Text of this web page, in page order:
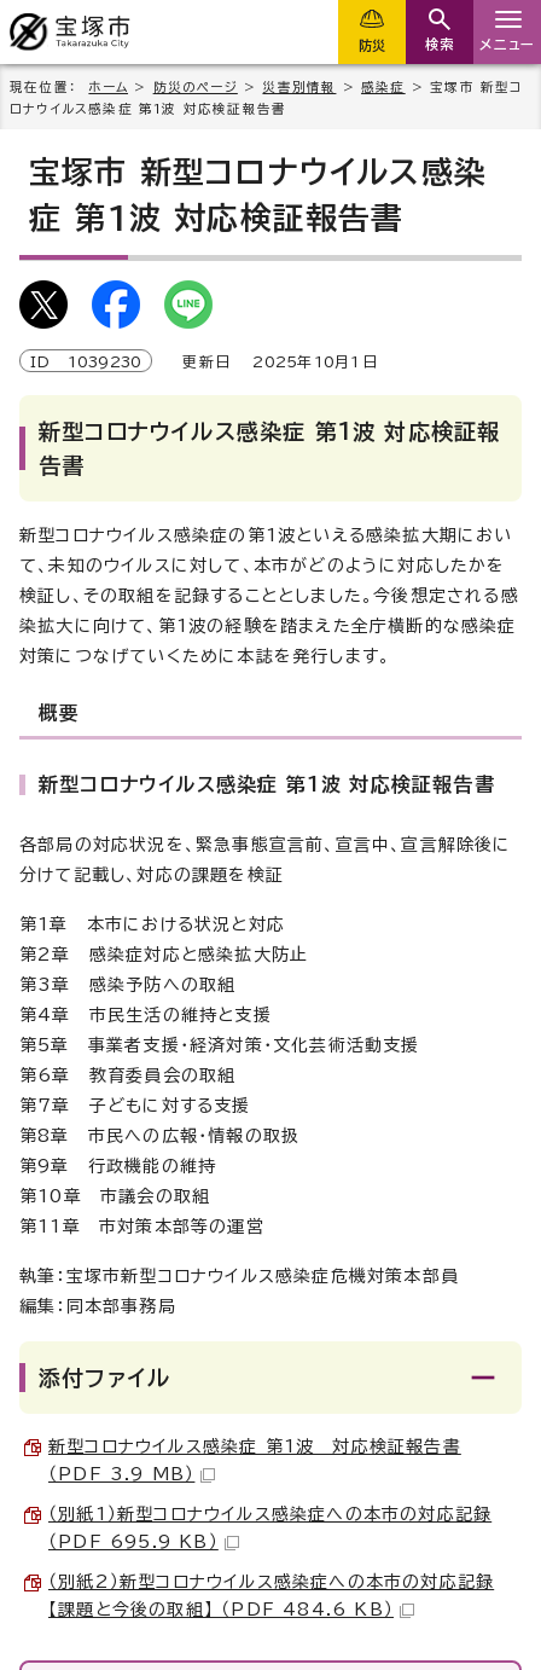
防災 検索 メニュー
現在位置： ホーム > 防災のページ > 災害別情報 >感染症
> 宝塚市 新型コ
ロナウイルス感染症 第1波 対応検証報告書
宝塚市 新型コロナウイルス感染
症 第1波 対応検証報告書
ID 1039230 更新日 2025年 10 月1日
新型コロナウイルス感染症 第1波 対応検証報
告書
新型コロナウイルス感染症の第1波といえる感染拡大期におい
て、未知のウイルスに対して、本市がどのように対応したかを
検証し、その取組を記録することとしました。今後想定される感
染拡大に向けて、第1波の経験を踏まえた全庁横断的な感染症
対策につなげていくために本誌を発行します。
概要
新型コロナウイルス感染症 第1波 対応検証報告書
各部局の対応状況を、緊急事態宣言前、宣言中、宣言解除後に
分けて記載し、対応の課題を検証
第1章 本市における状況と対応
第2章 感染症対応と感染拡大防止
第3章 感染予防への取組
第4章 市民生活の維持と支援
第5章 事業者支援・経済対策・文化芸術活動支援
第6章 教育委員会の取組
第7章 子どもに対する支援
第8章 市民への広報・情報の取扱
第9章 行政機能の維持
第10章 市議会の取組
第11章 市対策本部等の運営
執筆：宝塚市新型コロナウイルス感染症危機対策本部員
編集：同本部事務局
添付ファイル
新型コロナウイルス感染症 第1波 対応検証報告書
（PDF 3.9 MB）
（別紙1）新型コロナウイルス感染症への本市の対応記録
（PDF 695.9 KB）
（別紙2）新型コロナウイルス感染症への本市の対応記録
【課題と今後の取組】 （PDF 484.6 KB）